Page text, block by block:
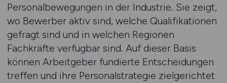
Personalbewegungen in der Industrie. Sie zeigt,
wo Bewerber aktiv sind, welche Qualifikationen
gefragt sind und in welchen Regionen
Fachkräfte verfügbar sind. Auf dieser Basis
können Arbeitgeber fundierte Entscheidungen
treffen und ihre Personalstrategie zielgerichtet